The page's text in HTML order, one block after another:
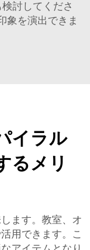
討してくださ
象を演出できま
イラル
るメリ
ます。教室、オ
用できます。こ